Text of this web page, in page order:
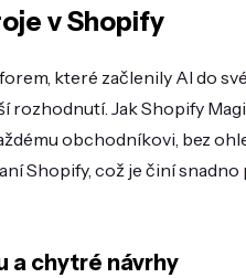
v Shopify
které začlenily AI do
Jak Shopify
obchodníkovi, bez
Shopify, což je činí snadno
a chytré návrhy